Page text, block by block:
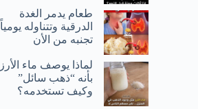
طعام يدمر الغدة
الدرقية وتتناوله يومياً
تجنبه من الأن
لماذا يوصف ماء الأرز
بأنه “ذهب سائل”
وكيف تستخدمه؟